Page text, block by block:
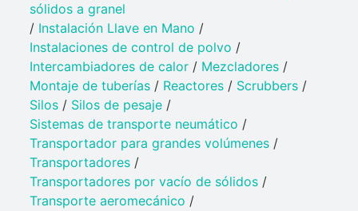
sólidos a granel
/ Instalación Llave en Mano /
Instalaciones de control de polvo /
Intercambiadores de calor/ Mezcladores/
Montaje de tuberías/ Reactores/ Scrubbers/
Silos/ Silos de pesaje/
Sistemas de transporte neumático /
Transportador para grandes volúmenes/
Transportadores/
Transportadores por vacío de sólidos/
Transporte aeromecánico /